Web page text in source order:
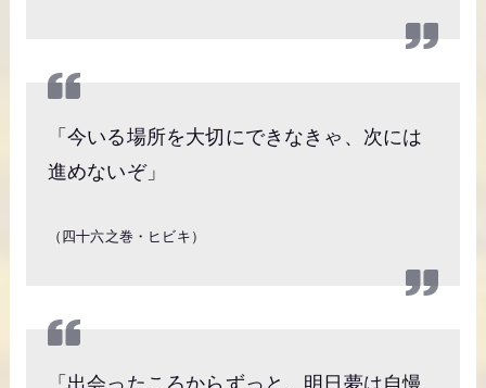
「今いる場所を大切にできなきゃ、次には
進めないぞ」
（四十六之巻・ヒビキ）
「出会ったころからずっと、明日夢は自慢